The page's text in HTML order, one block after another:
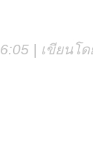
| เขียนโ